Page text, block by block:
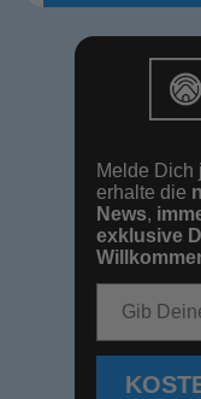
Melde Dich
erhalte die
News,
exklusive